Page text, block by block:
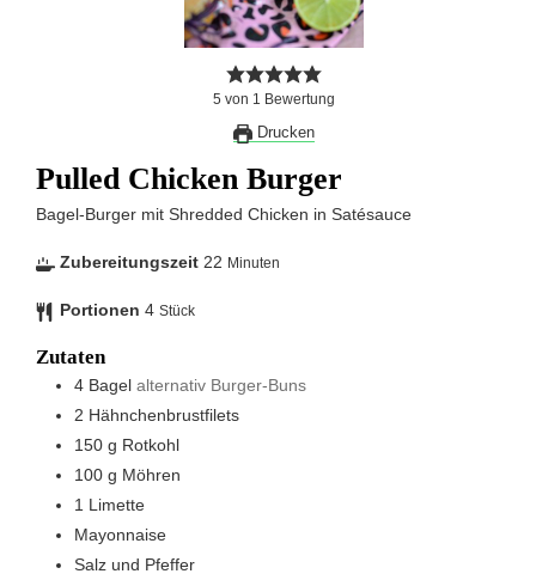
5 von 1 Bewertung
Drucken
Pulled Chicken Burger
Bagel-Burger mit Shredded Chicken in Satésauce
Zubereitungszeit 22 Minuten
Portionen 4 Stück
Zutaten
4 Bagel alternativ Burger-Buns
2 Hähnchenbrustfilets
150 g Rotkohl
100 g Möhren
1 Limette
Mayonnaise
Salz und Pfeffer